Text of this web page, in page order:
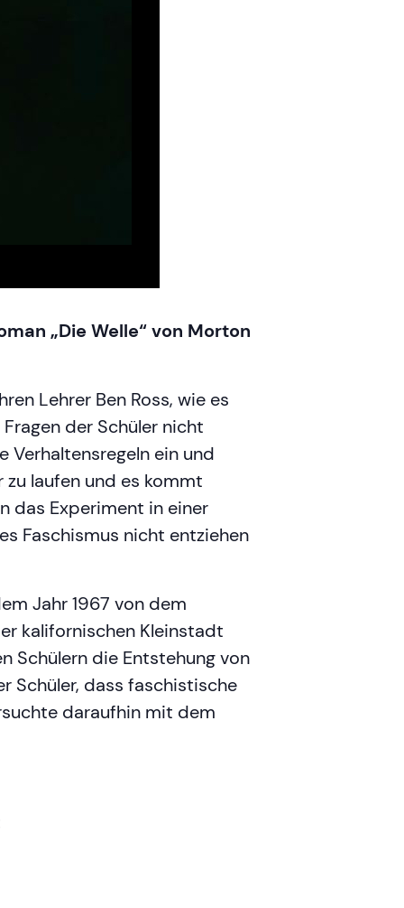
„Die Welle“ von Morton
Lehrer Ben Ross, wie es
der Schüler nicht
ein und
laufen und es kommt
das Experiment in einer
Faschismus nicht entziehen
Jahr 1967 von dem
kalifornischen Kleinstadt
Schülern die Entstehung von
Schüler, dass faschistische
daraufhin mit dem